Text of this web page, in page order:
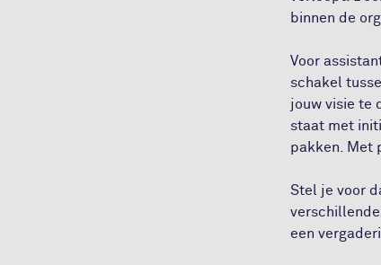
binnen de
Voor
schakel
jouw visie te
staat met
pakken. Met
Stel je voor
een